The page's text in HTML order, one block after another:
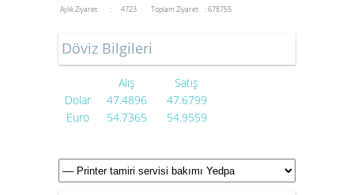
Aylık Ziyaret : 4723 Toplam Ziyaret : 678755
Döviz Bilgileri
Alış
Satış
Dolar
47.4896
47.6799
Euro
54.7365 54.9559